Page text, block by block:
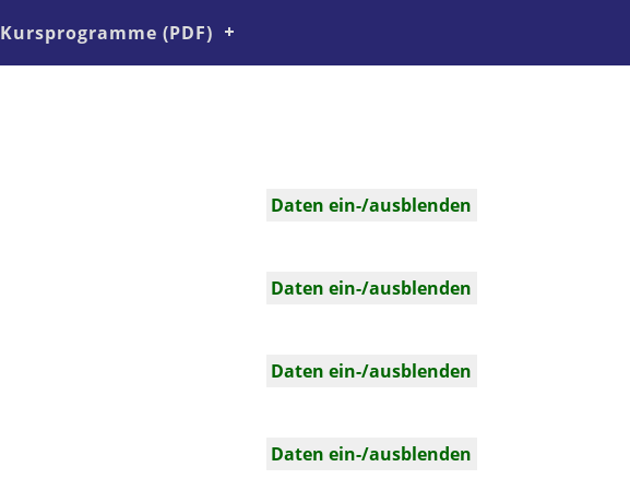
Kursprogramme (PDF)
Daten ein-/ausblenden
Daten ein-/ausblenden
Daten ein-/ausblenden
Daten ein-/ausblenden